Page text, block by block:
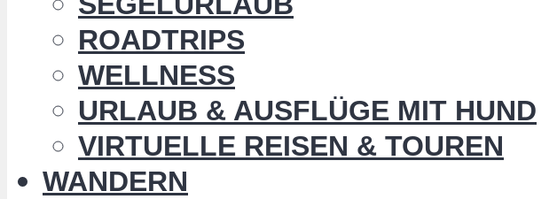
ROADTRIPS
WELLNESS
URLAUB & AUSFLÜGE MIT HUND
VIRTUELLE REISEN & TOUREN
WANDERN